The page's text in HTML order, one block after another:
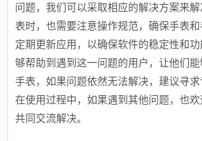
问题，我们可以采取相应的解决方案来
表时，也需要注意操作规范，确保手表和
定期更新应用，以确保软件的稳定性和
够帮助到遇到这一问题的用户，让他们
手表，如果问题依然无法解决，建议寻求
在使用过程中，如果遇到其他问题，也欢
共同交流解决。